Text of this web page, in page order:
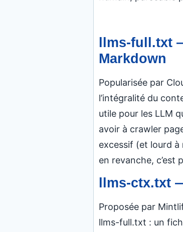
llms-full.txt
Markdown
Popularisée par
l’intégralité du
utile pour les LLM
avoir à crawler
excessif (et lourd
en revanche, c’est
llms-ctx.txt
Proposée par
llms-full.txt : un